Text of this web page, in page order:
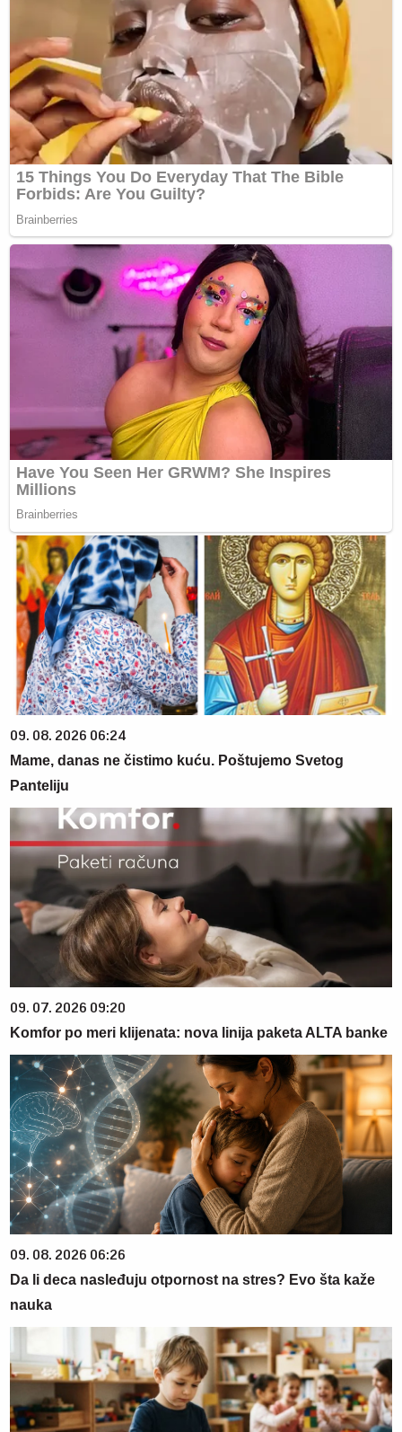
09. 08. 2026 06:24
Mame, danas ne čistimo kuću. Poštujemo Svetog
Panteliju
09. 07. 2026 09:20
Komfor po meri klijenata: nova linija paketa ALTA banke
09. 08. 2026 06:26
Da li deca nasleđuju otpornost na stres? Evo šta kaže
nauka